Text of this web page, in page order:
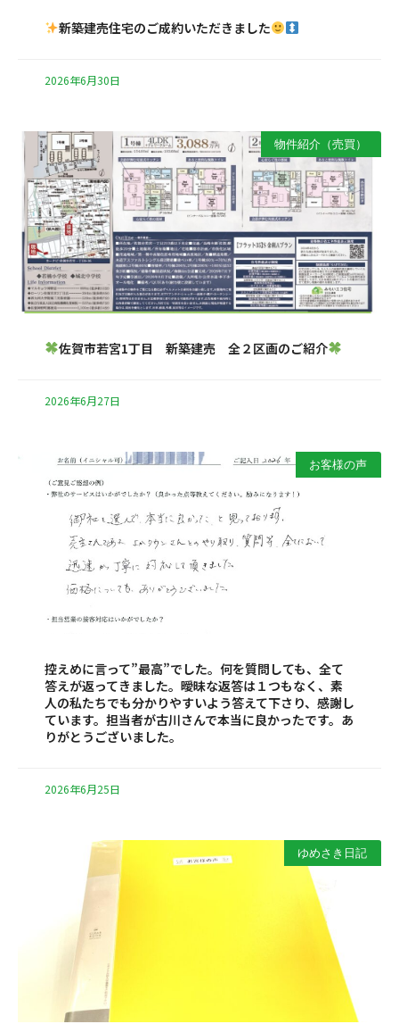
新築建売住宅のご成約いただきました
2026年6月30日
物件紹介（売買）
佐賀市若宮1丁目 新築建売 全２区画のご紹介
2026年6月27日
お客様の声
控えめに言って”最高”でした。何を質問しても、全て
答えが返ってきました。曖昧な返答は１つもなく、素
人の私たちでも分かりやすいよう答えて下さり、感謝し
ています。担当者が古川さんで本当に良かったです。あ
りがとうございました。
2026年6月25日
ゆめさき日記